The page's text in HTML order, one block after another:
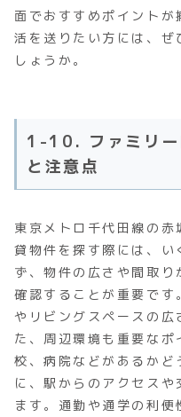
面でおすすめポイント
活を送りたい方には、
しょうか。
1-10. ファミリー
と注意点
東京メトロ千代田線の
貸物件を探す際には、い
ず、物件の広さや間取り
確認することが重要です
やリビングスペースの広
た、周辺環境も重要な
校、病院などがあるかど
に、駅からのアクセス
ます。通勤や通学の利